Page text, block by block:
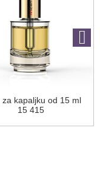
za kapaljku od 15 ml
15 415